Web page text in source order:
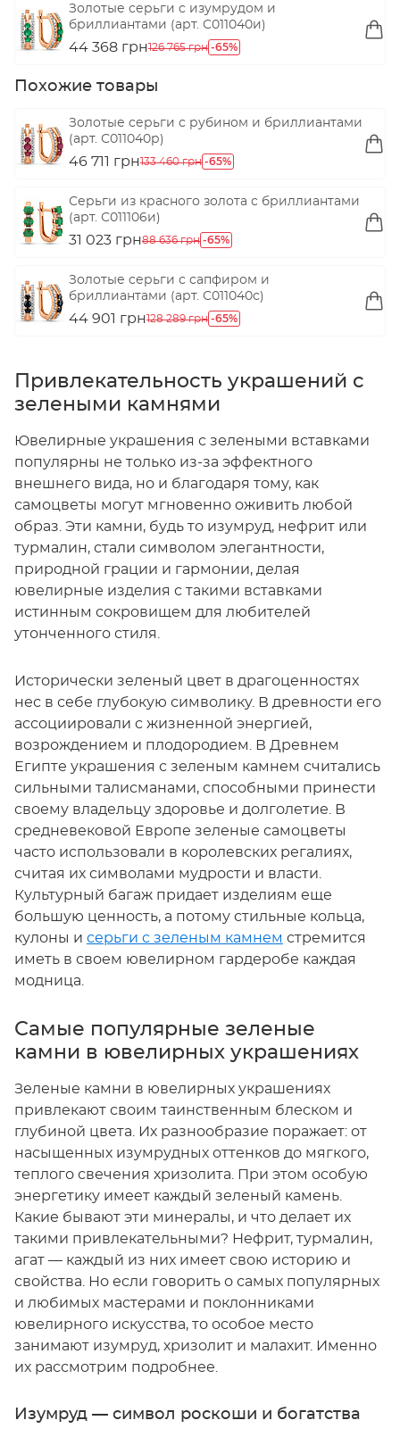
Золотые серьги с изумрудом и
бриллиантами (арт. С011040и)
44 368 грн126 765 грн -65%
Похожие товары
Золотые серьги с рубином и бриллиантами
(арт. С011040р)
46 711 грн133 460 грн -65%
Серьги из красного золота с бриллиантами
(арт. С011106и)
31 023 грн88 636 грн -65%
Золотые серьги с сапфиром и
бриллиантами (арт. С011040с)
44 901 грн128 289 грн -65%
Привлекательность украшений с
зелеными камнями
Ювелирные украшения с зелеными вставками
популярны не только из-за эффектного
внешнего вида, но и благодаря тому, как
самоцветы могут мгновенно оживить любой
образ. Эти камни, будь то изумруд, нефрит или
турмалин, стали символом элегантности,
природной грации и гармонии, делая
ювелирные изделия с такими вставками
истинным сокровищем для любителей
утонченного стиля.
Исторически зеленый цвет в драгоценностях
нес в себе глубокую символику. В древности его
ассоциировали с жизненной энергией,
возрождением и плодородием. В Древнем
Египте украшения с зеленым камнем считались
сильными талисманами, способными принести
своему владельцу здоровье и долголетие. В
средневековой Европе зеленые самоцветы
часто использовали в королевских регалиях,
считая их символами мудрости и власти.
Культурный багаж придает изделиям еще
большую ценность, а потому стильные кольца,
кулоны и серьги с зеленым камнем стремится
иметь в своем ювелирном гардеробе каждая
модница.
Самые популярные зеленые
камни в ювелирных украшениях
Зеленые камни в ювелирных украшениях
привлекают своим таинственным блеском и
глубиной цвета. Их разнообразие поражает: от
насыщенных изумрудных оттенков до мягкого,
теплого свечения хризолита. При этом особую
энергетику имеет каждый зеленый камень.
Какие бывают эти минералы, и что делает их
такими привлекательными? Нефрит, турмалин,
агат — каждый из них имеет свою историю и
свойства. Но если говорить о самых популярных
и любимых мастерами и поклонниками
ювелирного искусства, то особое место
занимают изумруд, хризолит и малахит. Именно
их рассмотрим подробнее.
Изумруд — символ роскоши и богатства